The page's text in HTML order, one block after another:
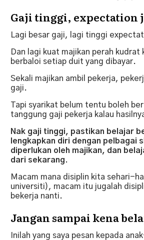
Gaji tinggi, expectation
Lagi besar gaji, lagi tinggi
Dan lagi kuat majikan perah kudrat
berbaloi setiap duit yang dibayar.
Sekali majikan ambil pekerja,
gaji.
Tapi syarikat belum tentu boleh
tanggung gaji pekerja kalau
Nak gaji tinggi, pastikan belajar
lengkapkan diri dengan pelbagai
diperlukan oleh majikan, dan
dari sekarang.
Macam mana disiplin kita sehari-
universiti), macam itu jugalah
bekerja nanti.
Jangan sampai kena
Inilah yang saya pesan kepada